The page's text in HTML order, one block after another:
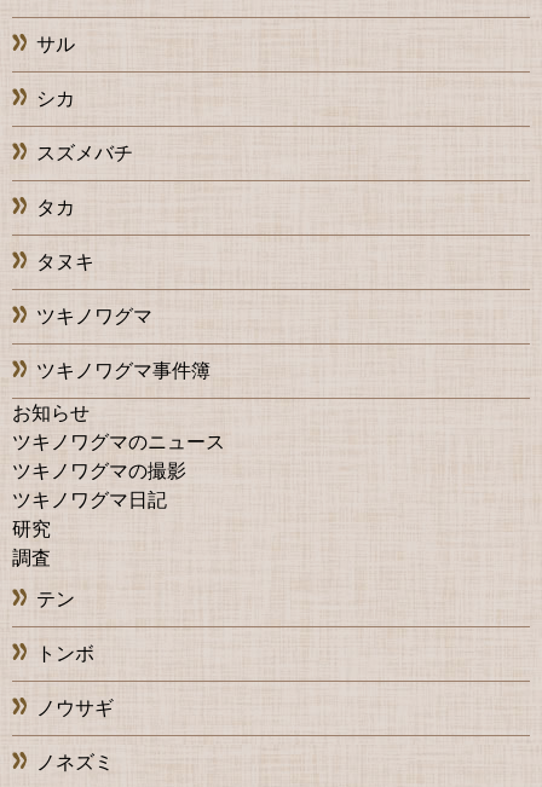
サル
シカ
スズメバチ
タカ
タヌキ
ツキノワグマ
ツキノワグマ事件簿
お知らせ
ツキノワグマのニュース
ツキノワグマの撮影
ツキノワグマ日記
研究
調査
テン
トンボ
ノウサギ
ノネズミ